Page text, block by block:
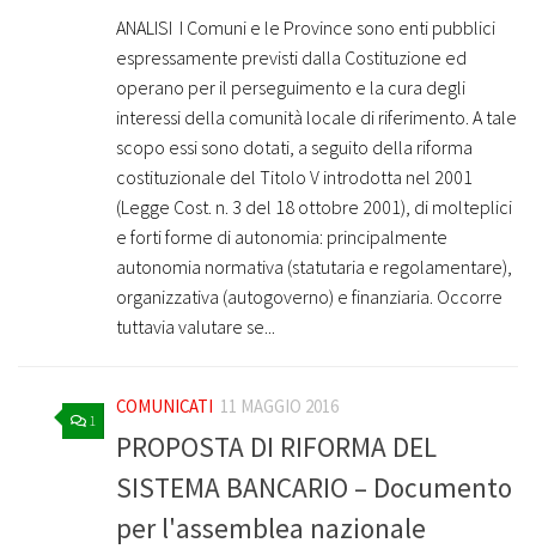
ANALISI ­ I Comuni e le Province sono enti pubblici
espressamente previsti dalla Costituzione ed
operano per il perseguimento e la cura degli
interessi della comunità locale di riferimento. A tale
scopo essi sono dotati, a seguito della riforma
costituzionale del Titolo V introdotta nel 2001
(Legge Cost. n. 3 del 18 ottobre 2001), di molteplici
e forti forme di autonomia: principalmente
autonomia normativa (statutaria e regolamentare),
organizzativa (autogoverno) e finanziaria. Occorre
tuttavia valutare se...
1
COMUNICATI 11 MAGGIO 2016
PROPOSTA DI RIFORMA DEL
SISTEMA BANCARIO – Documento
per l'assemblea nazionale